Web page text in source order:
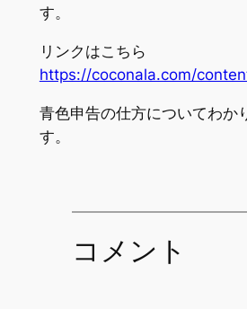
す。
リンクはこちら
https://coconala.com/
青色申告の仕方についてわか
す。
コメント